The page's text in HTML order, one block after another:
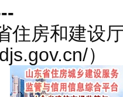
住房和建设
）